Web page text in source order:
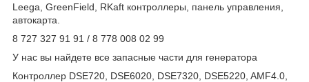
Leega, GreenField, RKaft контроллеры, панель управления,
автокарта.
8 727 327 91 91 / 8 778 008 02 99
У нас вы найдете все запасные части для генератора
Контроллер DSE720, DSE6020, DSE7320, DSE5220, AMF4.0,